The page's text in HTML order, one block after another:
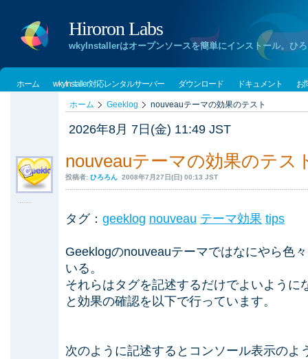
Hiroron Labs
wkyInstallerはオープンソースを簡単にインストール。ひ
ホーム wkyInstaller対応レンタルサーバー ダウンロード ドキュメント お
ホーム Geeklog nouveauテーマの効果のテスト
2026年8月 7日(金) 11:49 JST
nouveauテーマの効果のテス
投稿者: ひろろん 2008年7月27日(日) 00:13 JST
タグ： geeklog nouveau テーマ効果 tips
Geeklogのnouveauテーマではなにやら色
いる。
それらはタグを記述するだけでよいように
と効果の確認を以下で行っています。
次のように記述するとコンソール表示のよ